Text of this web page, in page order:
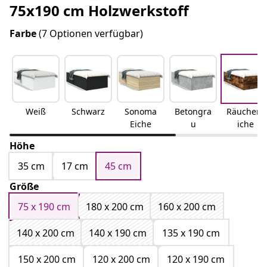
75x190 cm Holzwerkstoff
Farbe(7 Optionen verfügbar)
Weiß Schwarz
Sonoma
Eiche
Betongra
u
Räuchere
iche
Höhe
35 cm
17 cm
45 cm
Größe
75 x 190 cm
180 x 200 cm
160 x 200 cm
140 x 200 cm
140 x 190 cm
135 x 190 cm
150 x 200 cm
120 x 200 cm
120 x 190 cm